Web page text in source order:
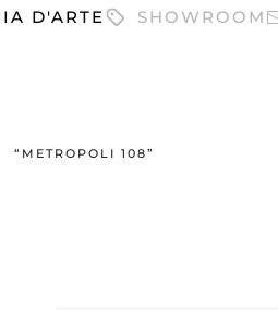
D'ARTE SHOWROOM
“METROPOLI 108”